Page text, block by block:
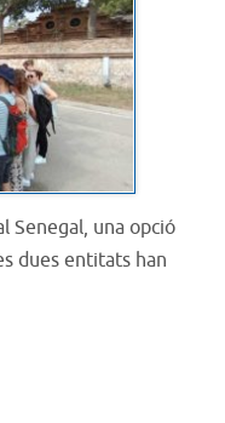
Senegal, una opció
dues entitats han